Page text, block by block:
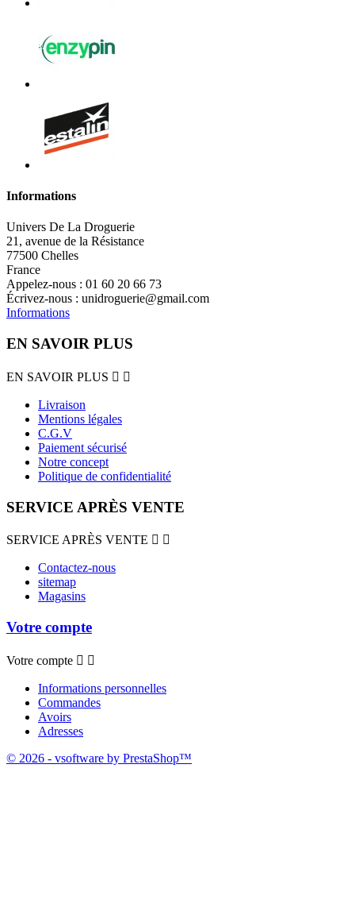
Informations
Univers De La Droguerie
21, avenue de la Résistance
77500 Chelles
France
Appelez-nous : 01 60 20 66 73
Écrivez-nous : unidroguerie@gmail.com
Informations
EN SAVOIR PLUS
EN SAVOIR PLUS  
Livraison
Mentions légales
C.G.V
Paiement sécurisé
Notre concept
Politique de confidentialité
SERVICE APRÈS VENTE
SERVICE APRÈS VENTE  
Contactez-nous
sitemap
Magasins
Votre compte
Votre compte  
Informations personnelles
Commandes
Avoirs
Adresses
© 2026 - vsoftware by PrestaShop™